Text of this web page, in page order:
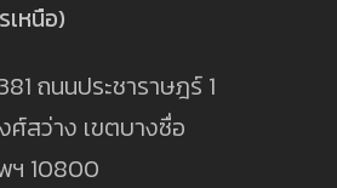
เหนือ)
ถนนประชาราษฎร์ 1
ศ์สว่าง เขตบางซื่อ
ฯ 10800